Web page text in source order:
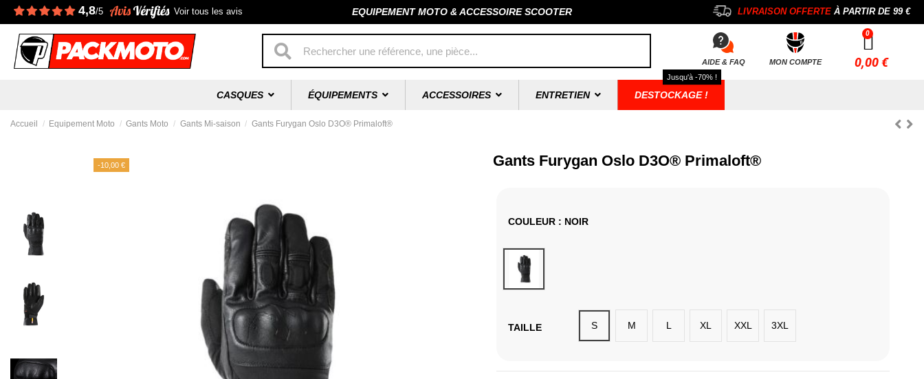
4,8/5 Voir tous les avis EQUIPEMENT MOTO & ACCESSOIRE SCOOTER LIVRAISON OFFERTEÀ PARTIR DE 99 €
AIDE & FAQ MON COMPTE 0,00 €
CASQUES ÉQUIPEMENTS ACCESSOIRES ENTRETIEN DESTOCKAGE !
Jusqu'à -70% !
Accueil Equipement Moto Gants Moto Gants Mi-saison Gants Furygan Oslo D3O® Primaloft®
-10,00 € Gants Furygan Oslo D3O® Primaloft®
COULEUR : NOIR
Noir
TAILLE S M L XL XXL 3XL